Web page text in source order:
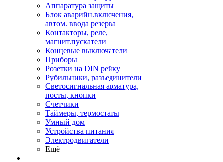
Аппаратура защиты
Блок аварийн.включения,
автом. ввода резерва
Контакторы, реле,
магнит.пускатели
Концевые выключатели
Приборы
Розетки на DIN рейку
Рубильники, разъединители
Светосигнальная арматура,
посты, кнопки
Счетчики
Таймеры, термостаты
Умный дом
Устройства питания
Электродвигатели
Ещё